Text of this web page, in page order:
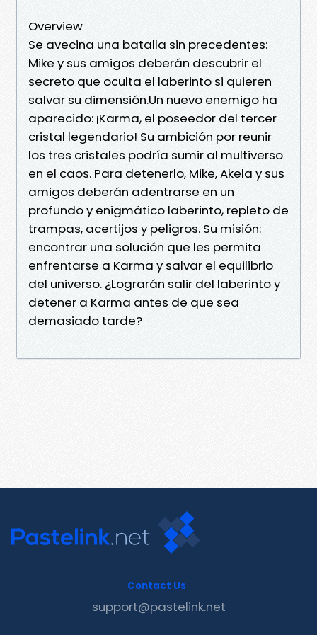
Overview
Se avecina una batalla sin precedentes:
Mike y sus amigos deberán descubrir el
secreto que oculta el laberinto si quieren
salvar su dimensión.Un nuevo enemigo ha
aparecido: ¡Karma, el poseedor del tercer
cristal legendario! Su ambición por reunir
los tres cristales podría sumir al multiverso
en el caos. Para detenerlo, Mike, Akela y sus
amigos deberán adentrarse en un
profundo y enigmático laberinto, repleto de
trampas, acertijos y peligros. Su misión:
encontrar una solución que les permita
enfrentarse a Karma y salvar el equilibrio
del universo. ¿Lograrán salir del laberinto y
detener a Karma antes de que sea
demasiado tarde?
Contact Us
support@pastelink.net